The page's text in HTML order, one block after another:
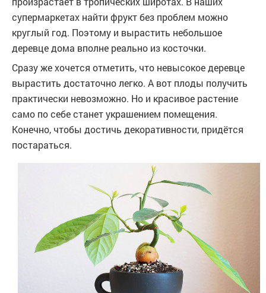
супермаркетах найти фрукт без проблем можно
круглый год. Поэтому и вырастить небольшое
деревце дома вполне реально из косточки.
Сразу же хочется отметить, что невысокое деревце
вырастить достаточно легко. А вот плоды получить
практически невозможно. Но и красивое растение
само по себе станет украшением помещения.
Конечно, чтобы достичь декоративности, придётся
постараться.